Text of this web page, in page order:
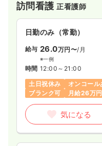
訪問看護正看護師
日勤のみ（常勤）
給与 26.0万円〜/月
※一例
時間 12:00～21:00
土日祝休み
オンコール
ブランク可
月給26万
気になる